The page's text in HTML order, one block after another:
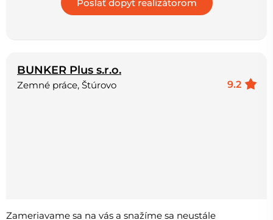
BUNKER Plus s.r.o.
9.2
Zemné práce, Štúrovo
Zameriavame sa na vás a snažíme sa neustále